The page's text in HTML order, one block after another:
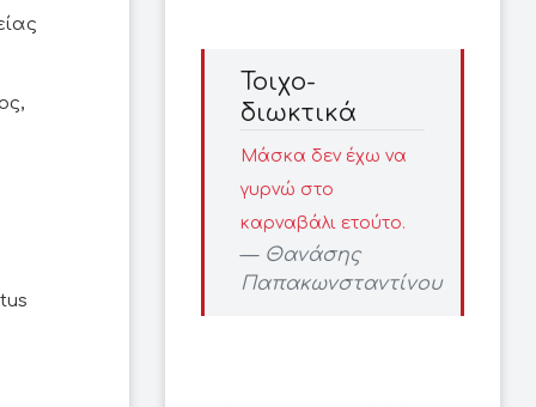
Τοιχο-
διωκτικά
Μάσκα δεν έχω να
γυρνώ στο
καρναβάλι ετούτο.
Θανάσης
Παπακωνσταντίνου